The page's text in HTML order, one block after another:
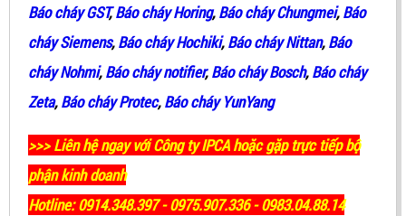
Báo cháy GST,Báo cháy Horing,Báo cháy Chungmei,Báo
cháy Siemens,Báo cháy Hochiki,Báo cháy Nittan,Báo
cháy Nohmi,Báo cháy notifier,Báo cháy Bosch,Báo cháy
Zeta,Báo cháy Protec,Báo cháy YunYang
>>> Liên hệ ngay với Công ty IPCA hoặc gặp trực tiếp bộ
phận kinh doanh
Hotline: 0914.348.397 - 0975.907.336 - 0983.04.88.14